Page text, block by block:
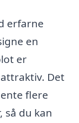
erfarne
en
er
Det
flere
så du kan